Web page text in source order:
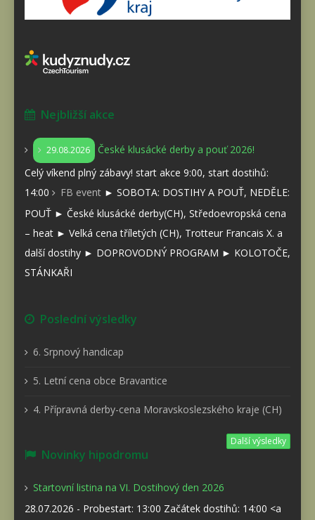
Nejbližší akce
29.08.2026
České klusácké derby a pouť 2026!
Celý víkend plný zábavy! start akce 9:00, start dostihů:
14:00
FB event ► SOBOTA: DOSTIHY A POUŤ, NEDĚLE:
POUŤ ► České klusácké derby(CH), Středoevropská cena
– heat ► Velká cena tříletých (CH), Trotteur Francais X. a
další dostihy ► DOPROVODNÝ PROGRAM ► KOLOTOČE,
STÁNKAŘI
Poslední výsledky
6. Srpnový handicap
5. Letní cena obce Bravantice
4. Přípravná derby-cena Moravskoslezského kraje (CH)
Další výsledky
Novinky hipodromu
Startovní listina na VI. Dostihový den 2026
28.07.2026 - Probestart: 13:00 Začátek dostihů: 14:00 <a